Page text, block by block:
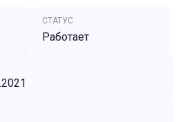
СТАТУС
Работает